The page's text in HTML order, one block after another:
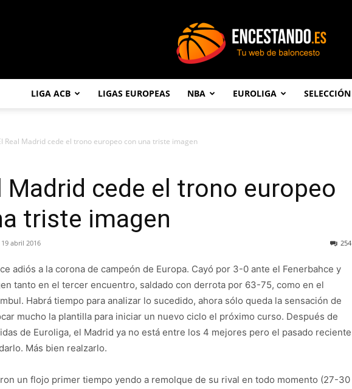
LIGA ACB LIGAS EUROPEAS NBA EUROLIGA SELECCIÓN
Real Madrid cede el trono europeo con una triste imagen
Madrid cede el trono europeo
triste imagen
19 abril 2016 254
adiós a la corona de campeón de Europa. Cayó por 3-0 ante el Fenerbahce y
tanto en el tercer encuentro, saldado con derrota por 63-75, como en el
Habrá tiempo para analizar lo sucedido, ahora sólo queda la sensación de
mucho la plantilla para iniciar un nuevo ciclo el próximo curso. Después de
de Euroliga, el Madrid ya no está entre los 4 mejores pero el pasado reciente
Más bien realzarlo.
un flojo primer tiempo yendo a remolque de su rival en todo momento (27-30